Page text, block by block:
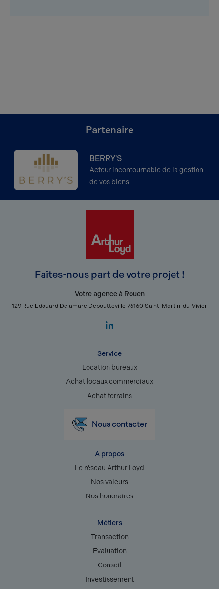
Partenaire
BERRY'S
Acteur incontournable de la gestion
de vos biens
Faîtes-nous part de votre projet !
Votre agence à Rouen
129 Rue Edouard Delamare Deboutteville 76160 Saint-Martin-du-Vivier
Service
Location bureaux
Achat locaux commerciaux
Achat terrains
Nous contacter
A propos
Le réseau Arthur Loyd
Nos valeurs
Nos honoraires
Métiers
Transaction
Evaluation
Conseil
Investissement